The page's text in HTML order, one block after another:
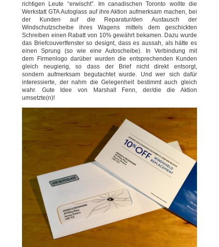
richtigen Leute “erwischt”. Im canadischen Toronto wollte die
Werkstatt GTA Autoglass auf ihre Aktion aufmerksam machen, bei
der Kunden auf die Reparatur/den Austausch der
Windschutzscheibe ihres Wagens mittels dem geschickten
Schreiben einen Rabatt von 10% gewährt bekamen. Dazu wurde
das Briefcouvertfenster so designt, dass es aussah, als hätte es
einen Sprung (so wie eine Autoscheibe). In Verbindung mit
dem Firmenlogo darüber wurden die entsprechenden Kunden
gleich neugierig, so dass der Brief nicht direkt entsorgt,
sondern aufmerksam begutachtet wurde. Und wer sich dafür
interessierte, der nahm die Gelegenheit bestimmt auch gleich
wahr. Gute Idee von Marshall Fenn, der/die die Aktion
umsetzte(n)!